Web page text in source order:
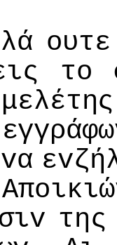
oυτε
τo
μελέτης
της